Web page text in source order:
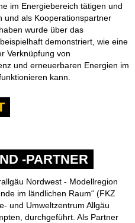
im Energiebereich tätigen und
und als Kooperationspartner
wurde über das
demonstriert, wie eine
Verknüpfung von
und erneuerbaren Energien im
kann.
-PARTNER
Nordwest - Modellregion
im ländlichen Raum“ (FKZ
und Umweltzentrum Allgäu
durchgeführt. Als Partner